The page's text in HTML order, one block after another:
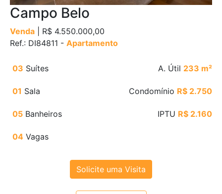
Campo Belo
Venda | R$ 4.550.000,00
Ref.: DI84811 - Apartamento
03 Suítes
01 Sala
05 Banheiros
04 Vagas
A. Útil 233 m²
Condomínio R$ 2.750
IPTU R$ 2.160
Solicite uma Visita